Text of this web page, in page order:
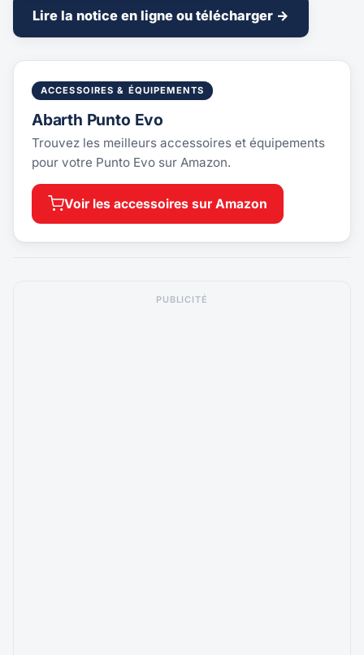
Lire la notice en ligne ou télécharger →
ACCESSOIRES & ÉQUIPEMENTS
Abarth Punto Evo
Trouvez les meilleurs accessoires et équipements
pour votre Punto Evo sur Amazon.
Voir les accessoires sur Amazon
PUBLICITÉ